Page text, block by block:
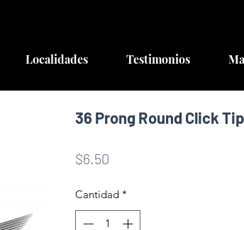
Localidades Testimonios
36 Prong Round Click Tip
$6.50
Cantidad *